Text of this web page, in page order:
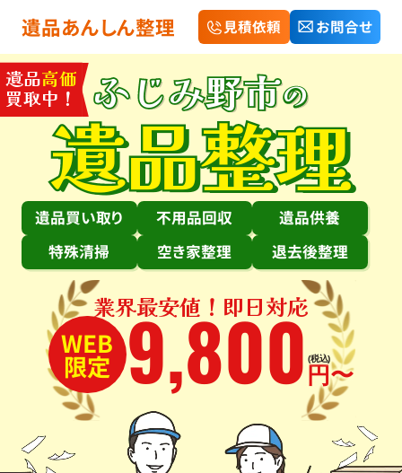
遺品あんしん整理 見積依頼 お問合せ
ふじみ野市の
遺品整理
遺品買い取り 不用品回収
遺品供養
特殊清掃
空き家整理 退去後整理
業界最安値！即日対応
WEB
限定 9,800円〜
(税込)
遺品高価
買取中！